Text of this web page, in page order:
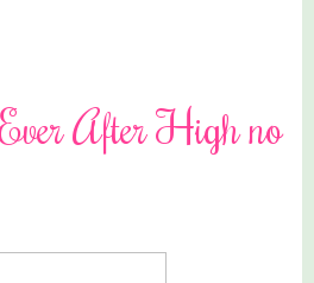
After High no